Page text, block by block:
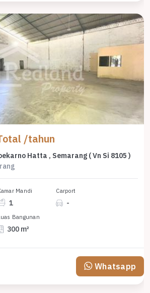
/tahun
Hatta , Semarang ( Vn Si 8105 )
Mandi
1
Carport
-
Bangunan
300 m²
Whatsapp